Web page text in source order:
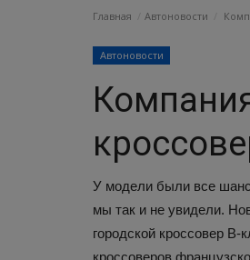
Главная Автоновости
Автоновости
У модели были все
мы так и не увидели.
городской кроссовер
кроссоверов